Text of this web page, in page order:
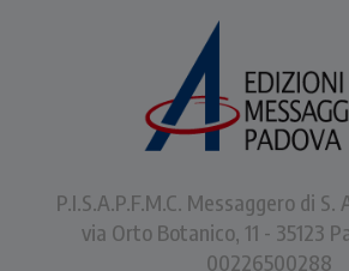
P.I.S.A.P.F.M.C. Messaggero di
via Orto Botanico, 11 - 35123
00226500288